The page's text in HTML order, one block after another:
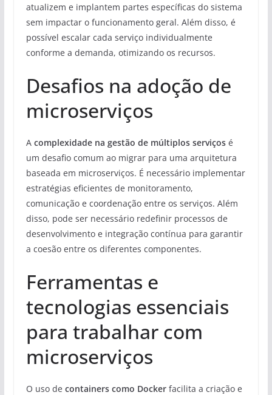
atualizem e implantem partes específicas do sistema
sem impactar o funcionamento geral. Além disso, é
possível escalar cada serviço individualmente
conforme a demanda, otimizando os recursos.
Desafios na adoção de
microserviços
A complexidade na gestão de múltiplos serviçosé
um desafio comum ao migrar para uma arquitetura
baseada em microserviços. É necessário implementar
estratégias eficientes de monitoramento,
comunicação e coordenação entre os serviços. Além
disso, pode ser necessário redefinir processos de
desenvolvimento e integração contínua para garantir
a coesão entre os diferentes componentes.
Ferramentas e
tecnologias essenciais
para trabalhar com
microserviços
O uso de containers como Dockerfacilita a criação e